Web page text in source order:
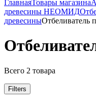
ГлавнаяТовары магазина
древесины НЕОМИД
древесиныОтбеливатель
Всего 2 товара
Filters